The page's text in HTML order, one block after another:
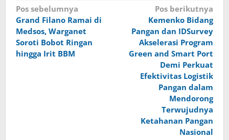
Navigasi
pos
Pos sebelumnya
Grand Filano Ramai di
Medsos, Warganet
Soroti Bobot Ringan
hingga Irit BBM
Pos berikutnya
Kemenko Bidang
Pangan dan IDSurvey
Akselerasi Program
Green and Smart Port
Demi Perkuat
Efektivitas Logistik
Pangan dalam
Mendorong
Terwujudnya
Ketahanan Pangan
Nasional